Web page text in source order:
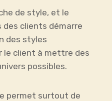
de style, et le
clients démarre
des styles
le client à mettre des
possibles.
permet surtout de